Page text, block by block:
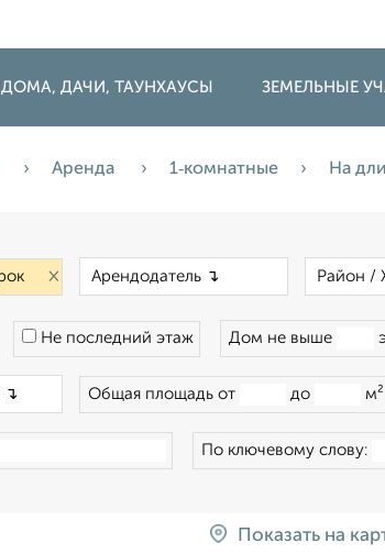
ДОМА, ДАЧИ, ТАУНХАУСЫ ЗЕМЕЛЬНЫЕ
Аренда 1‑комнатные На
×
Не последний этаж Дом не выше
Общая площадь от до м²
По ключевому слову:
Показать на